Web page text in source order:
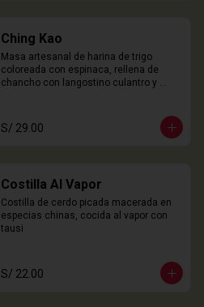
Ching Kao
Masa artesanal de harina de trigo
coloreada con espinaca, rellena de
chancho con langostino culantro y
S/ 29.00
Costilla Al Vapor
Costilla de cerdo picada macerada en
especias chinas, cocida al vapor con
tausi
S/ 22.00